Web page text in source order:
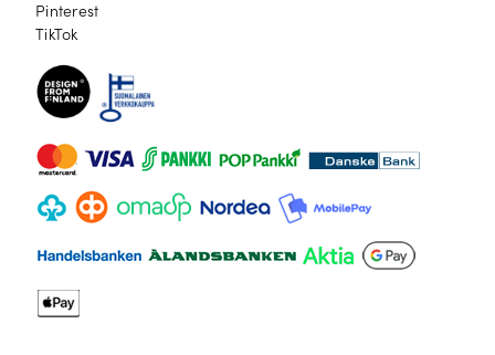
Pinterest
Pinterest
TikTok
TikTok